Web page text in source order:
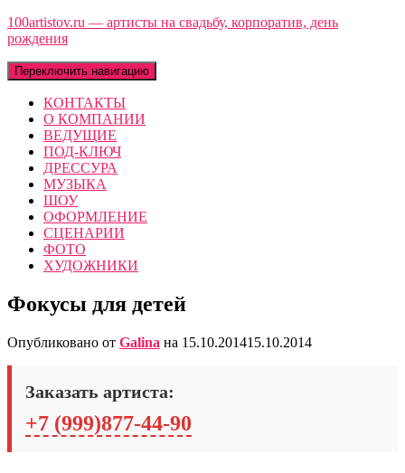
100artistov.ru — артисты на свадьбу, корпоратив, день
рождения
Переключить навигацию
КОНТАКТЫ
О КОМПАНИИ
ВЕДУЩИЕ
ПОД-КЛЮЧ
ДРЕССУРА
МУЗЫКА
ШОУ
ОФОРМЛЕНИЕ
СЦЕНАРИИ
ФОТО
ХУДОЖНИКИ
Фокусы для детей
Опубликовано от Galina на 15.10.201415.10.2014
Заказать артиста:
+7 (999)877-44-90